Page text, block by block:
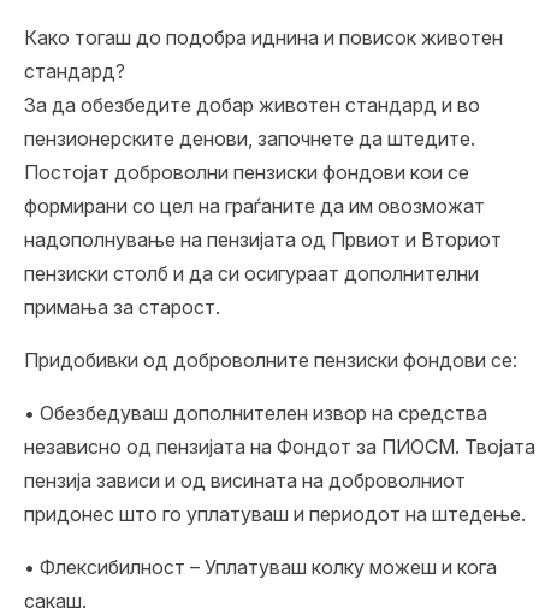
Како тогаш до подобра иднина и повисок животен
стандард?
За да обезбедите добар животен стандард и во
пензионерските денови, започнете да штедите.
Постојат доброволни пензиски фондови кои се
формирани со цел на граѓаните да им овозможат
надополнување на пензијата од Првиот и Вториот
пензиски столб и да си осигураат дополнителни
примања за старост.
Придобивки од доброволните пензиски фондови се:
• Обезбедуваш дополнителен извор на средства
независно од пензијата на Фондот за ПИОСМ. Твојата
пензија зависи и од висината на доброволниот
придонес што го уплатуваш и периодот на штедење.
• Флексибилност – Уплатуваш колку можеш и кога
сакаш.